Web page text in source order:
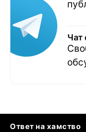
Чат
Ответ на хамство